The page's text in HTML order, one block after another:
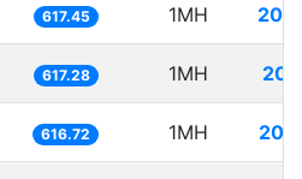
617.45 1MH
617.28 1MH
616.72 1MH